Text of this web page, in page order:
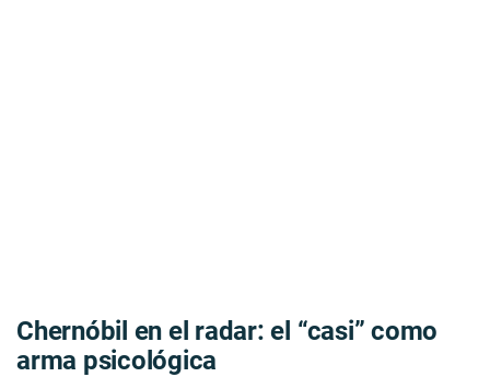
Chernóbil en el radar: el “casi” como
arma psicológica